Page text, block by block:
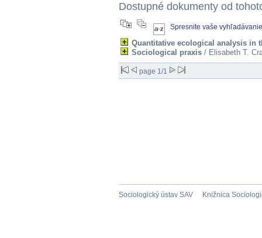
Dostupné dokumenty od
Spresnite vaše vyhľadávanie
Quantitative ecological analysis in
Sociological praxis / Elisabeth T.
page 1/1
Sociologický ústav SAV Knižnica